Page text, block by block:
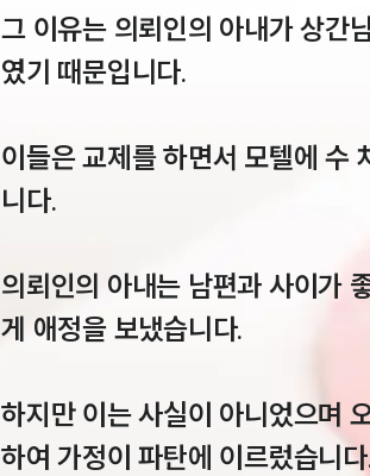
그 이유는 의뢰인의 아내가 상간
였기 때문입니다.
이들은 교제를 하면서 모텔에 수
니다.
의뢰인의 아내는 남편과 사이가
게 애정을 보냈습니다.
하지만 이는 사실이 아니었으며
하여 가정이 파탄에 이르렀습니